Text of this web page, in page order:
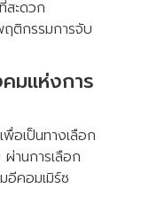
สะดวก
ติกรรมการจับ
มแห่งการ
อเป็นทางเลือก
านการเลือก
คอมเมิร์ซ